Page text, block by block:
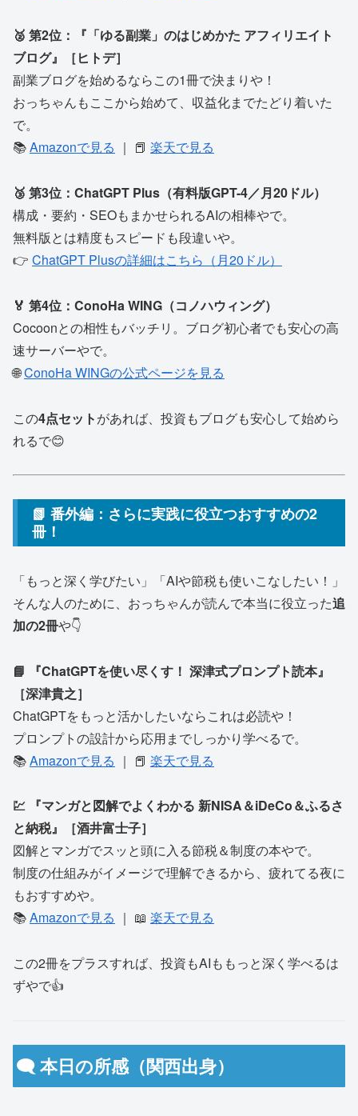
🥈 第2位：『「ゆる副業」のはじめかた アフィリエイト
ブログ』［ヒトデ］
副業ブログを始めるならこの1冊で決まりや！
おっちゃんもここから始めて、収益化までたどり着いた
で。
📚Amazonで見る ｜ 📕 楽天で見る
🥉 第3位：ChatGPT Plus（有料版GPT-4／月20ドル）
構成・要約・SEOもまかせられるAIの相棒やで。
無料版とは精度もスピードも段違いや。
👉 ChatGPT Plusの詳細はこちら（月20ドル）
🏅 第4位：ConoHa WING（コノハウィング）
Cocoonとの相性もバッチリ。ブログ初心者でも安心の高
速サーバーやで。
🌐ConoHa WINGの公式ページを見る
この4点セットがあれば、投資もブログも安心して始めら
れるで😊
📗 番外編：さらに実践に役立つおすすめの2
冊！
「もっと深く学びたい」「AIや節税も使いこなしたい！」
そんな人のために、おっちゃんが読んで本当に役立った追
加の2冊や👇
📘 『ChatGPTを使い尽くす！ 深津式プロンプト読本』
［深津貴之］
ChatGPTをもっと活かしたいならこれは必読や！
プロンプトの設計から応用までしっかり学べるで。
📚Amazonで見る ｜ 📕 楽天で見る
💹 『マンガと図解でよくわかる 新NISA＆iDeCo＆ふるさ
と納税』［酒井富士子］
図解とマンガでスッと頭に入る節税＆制度の本やで。
制度の仕組みがイメージで理解できるから、疲れてる夜に
もおすすめや。
📚Amazonで見る ｜ 📖 楽天で見る
この2冊をプラスすれば、投資もAIももっと深く学べるは
ずやで👍
🗨️ 本日の所感（関西出身）